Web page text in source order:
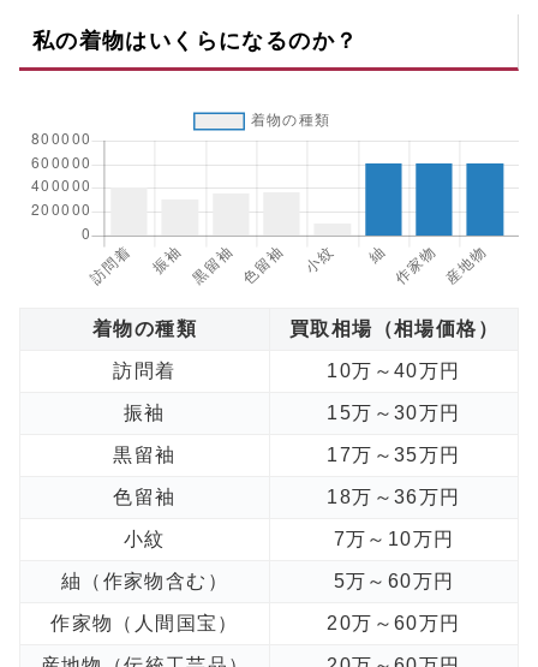
私の着物はいくらになるのか？
着物の種類 買取相場（相場価格）
訪問着 10万～40万円
振袖 15万～30万円
黒留袖 17万～35万円
色留袖 18万～36万円
小紋 7万～10万円
紬（作家物含む） 5万～60万円
作家物（人間国宝） 20万～60万円